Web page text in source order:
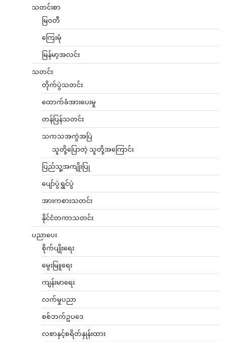
သတင်းစာ
မြဝတီ
ကြေးမုံ
မြန်မာ့အလင်း
သတင်း
တိုက်ပွဲသတင်း
ထောက်ခံအားပေးမှု
တန်ပြန်သတင်း
သကသအကွဲအပြဲ
သူတို့ပြောတဲ့ သူတို့အကြောင်း
ပြည်သူ့အကျိုးပြု
ပျော်ပွဲရွှင်ပွဲ
အားကစားသတင်း
နိုင်ငံတကာသတင်း
ပညာပေး
စိုက်ပျိုးရေး
မွေးမြူရေး
ကျန်းမာရေး
လက်မှုပညာ
စစ်ဘက်ဥပဒေ
လစာနှင့်စရိတ်နှုန်းထား